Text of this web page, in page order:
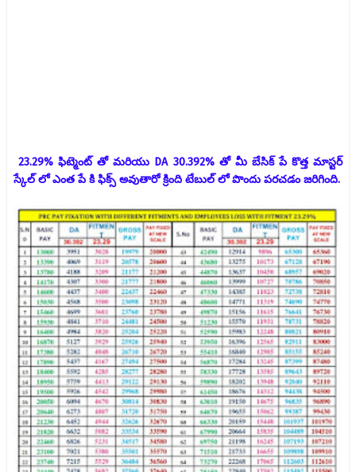
23.29% ఫిట్మెంట్ తో మరియు DA 30.392% తో మీ బేసిక్ పే కొత్త మాస్టర్
స్కేల్ లో ఎంత పే కి ఫిక్స్ అవుతారో క్రింది టేబుల్ లో పొందు పరచడం జరిగింది.